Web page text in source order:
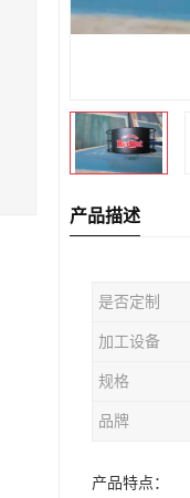
产品描述
是否定制
加工设备
规格
品牌
产品特点：